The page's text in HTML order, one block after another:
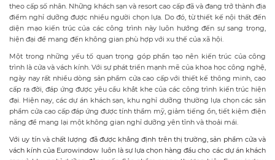
theo cấp số nhân. Những khách sạn và resort cao cấp đã và đang trở thành địa
điểm nghỉ dưỡng được nhiều người chọn lựa. Do đó, từ thiết kế nội thất đến
diện mạo kiến trúc của các công trình này luôn hướng đến sự sang trọng,
hiện đại để mang đến không gian phù hợp với xu thế của xã hội.
Một trong những yếu tố quan trọng góp phần tạo nên kiến trúc của công
trình là cửa và vách kính. Với sự phát triển mạnh mẽ của khoa học công nghệ,
ngày nay rất nhiều dòng sản phẩm cửa cao cấp với thiết kế thông minh, cao
cấp ra đời, đáp ứng được yêu cầu khắt khe của các công trình kiến trúc hiện
đại. Hiện nay, các dự án khách sạn, khu nghỉ dưỡng thường lựa chọn các sản
phẩm cửa cao cấp đáp ứng được tính thẩm mỹ, giảm tiếng ồn, tiết kiệm điện
năng để mang lại một không gian nghỉ dưỡng yên tĩnh và thoải mái.
Với uy tín và chất lượng đã được khẳng định trên thị trường, sản phẩm cửa và
vách kính của Eurowindow luôn là sự lựa chọn hàng đầu cho các dự án khách